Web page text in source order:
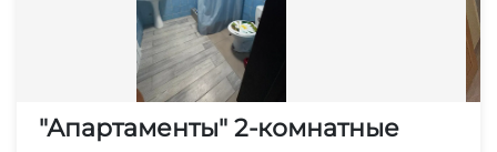
"Апартаменты" 2-комнатные